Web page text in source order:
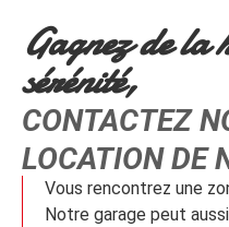
Gagnez de la
sérénité,
CONTACTEZ
LOCATION DE
Vous rencontrez une
Notre garage peut